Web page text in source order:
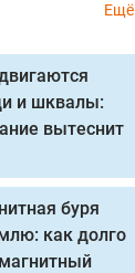
Ещё
и шквалы:
вытеснит
буря
как долго